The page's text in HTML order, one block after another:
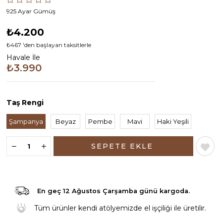
925 Ayar Gümüş
₺4.200
₺467 'den başlayan taksitlerle
Havale İle
₺3.990
Taş Rengi
Şampanya Beyaz Pembe Mavi Haki Yeşili
En geç 12 Ağustos Çarşamba günü kargoda.
Tüm ürünler kendi atölyemizde el işçiliği ile üretilir.